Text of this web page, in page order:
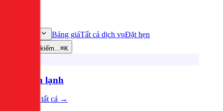
Bảng giáTất cả dịch vụĐặt hẹn
Tìm kiếm...⌘K
Điện lạnh
Xem tất cả →